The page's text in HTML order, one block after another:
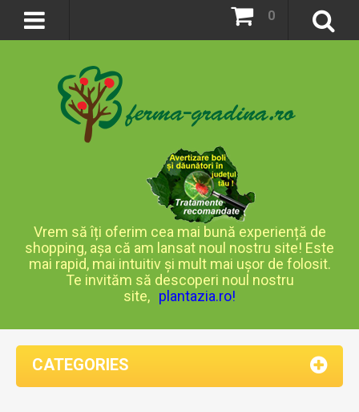
0
Vrem să îți oferim cea mai bună experiență de
shopping, așa că am lansat noul nostru site! Este
mai rapid, mai intuitiv și mult mai ușor de folosit.
Te invităm să descoperi noul nostru
site, plantazia.ro!
CATEGORIES